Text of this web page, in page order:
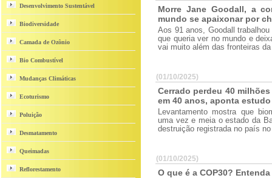
Desenvolvimento Sustentável
Biodiversidade
Camada de Ozônio
Bio Combustível
Mudanças Climáticas
Ecoturismo
Poluição
Desmatamento
Queimadas
Reflorestamento
Morre Jane Goodall, a
mundo se apaixonar por
Aos 91 anos, Goodall
que queria ver no mundo e
vai muito além das fronteiras
(01/10/2025)
Cerrado perdeu 40
em 40 anos, aponta estudo
Levantamento mostra que
uma vez e meia o estado da
destruição registrada no país
(01/10/2025)
O que é a COP30? Entenda